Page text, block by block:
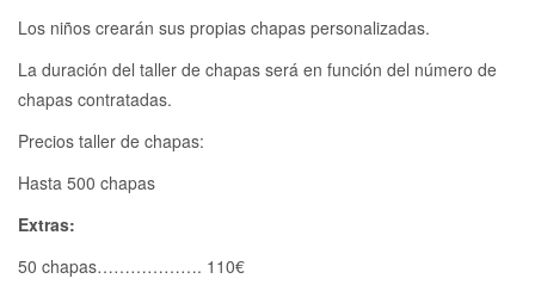
Los niños crearán sus propias chapas personalizadas.
La duración del taller de chapas será en función del número de
chapas contratadas.
Precios taller de chapas:
Hasta 500 chapas
Extras:
50 chapas………………. 110€